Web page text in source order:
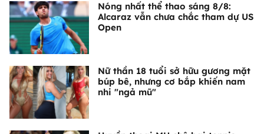
Nóng nhất thể thao sáng 8/8:
Alcaraz vẫn chưa chắc tham dự US
Open
Nữ thần 18 tuổi sở hữu gương mặt
búp bê, nhưng cơ bắp khiến nam
nhi "ngả mũ"